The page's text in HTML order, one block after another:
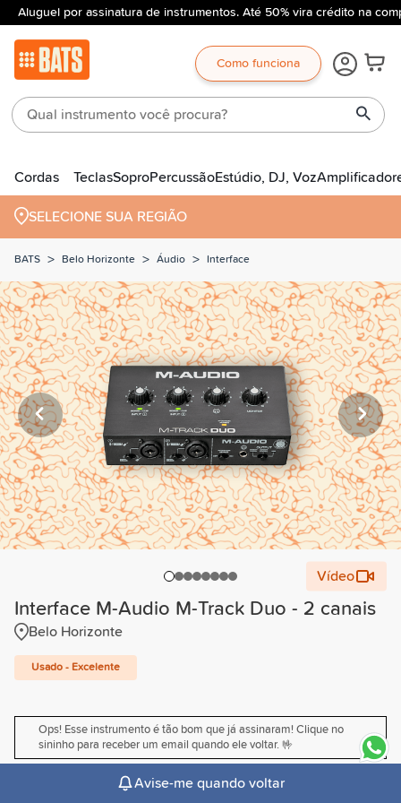
Aluguel por assinatura de instrumentos. Até 50% vira crédito na
Como funciona
Cordas TeclasSoproPercussãoEstúdio, DJ, Voz
SELECIONE SUA REGIÃO
BATS > Belo Horizonte > Áudio > Interface
Vídeo
Interface M-Audio M-Track Duo - 2 canais
Belo Horizonte
Usado - Excelente
Ops! Esse instrumento é tão bom que já assinaram! Clique no
sininho para receber um email quando ele voltar. 🤟
Avise-me quando voltar